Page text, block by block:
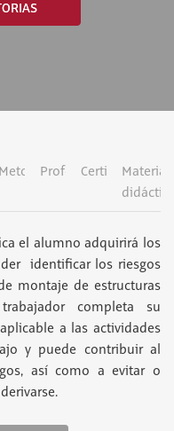
MetodologíaProfesoradoCertificación
Material
el alumno adquirirá los
identificar los riesgos
montaje de estructuras
completa su
a las actividades
y puede contribuir al
así como a evitar o